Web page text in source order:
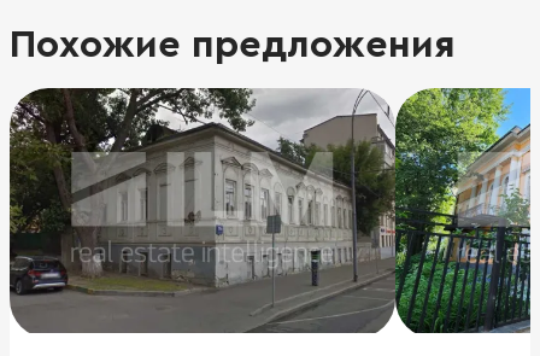
Похожие предложения